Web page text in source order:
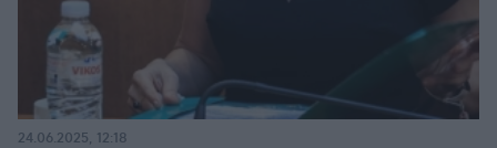
24.06.2025, 12:18